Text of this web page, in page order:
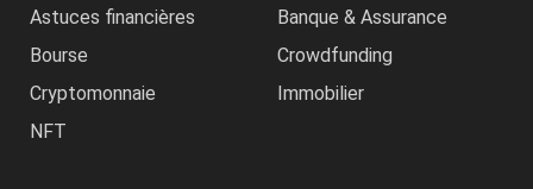
Astuces financières
Banque & Assurance
Bourse
Crowdfunding
Cryptomonnaie
Immobilier
NFT